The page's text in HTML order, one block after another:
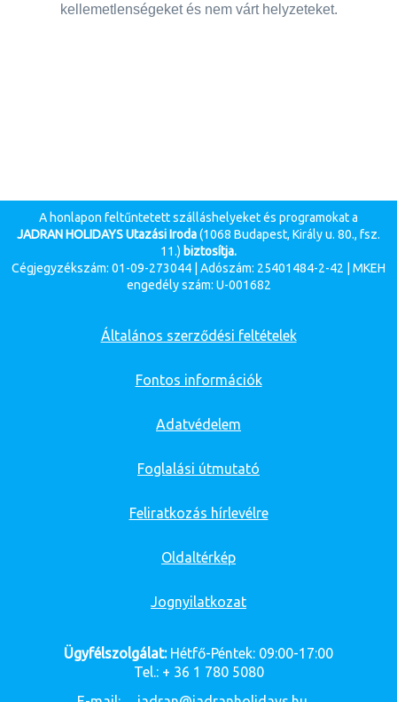
kellemetlenségeket és nem várt helyzeteket.
A honlapon feltűntetett szálláshelyeket és programokat a
JADRAN HOLIDAYS Utazási Iroda(1068 Budapest, Király u. 80., fsz.
11.) biztosítja.
Cégjegyzékszám: 01-09-273044 | Adószám: 25401484-2-42 | MKEH
engedély szám: U-001682
Általános szerződési feltételek
Fontos információk
Adatvédelem
Foglalási útmutató
Feliratkozás hírlevélre
Oldaltérkép
Jognyilatkozat
Ügyfélszolgálat:Hétfő-Péntek: 09:00-17:00
Tel.: + 36 1 780 5080